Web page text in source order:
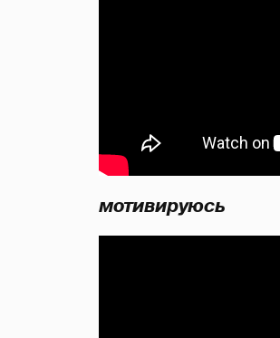
мотивируюсь